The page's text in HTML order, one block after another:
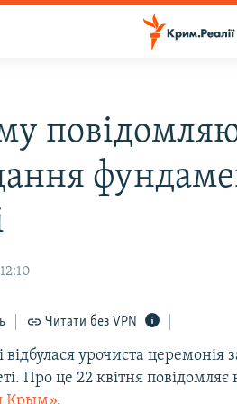
Читати без VPN
відбулася урочиста церемонія
Про це 22 квітня